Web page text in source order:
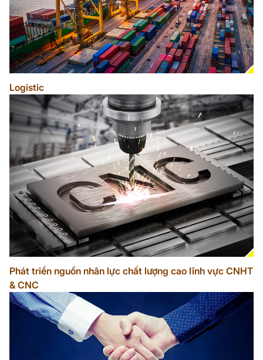
Logistic
Phát triển nguồn nhân lực chất lượng cao lĩnh vực CNHT
& CNC